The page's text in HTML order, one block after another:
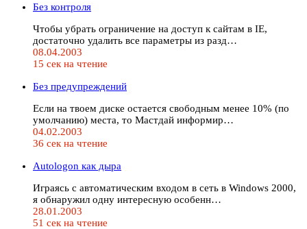
Без контроля
Чтобы убрать ограничение на доступ к сайтам в IE,
достаточно удалить все параметры из разд…
08.04.2003
15 сек на чтение
Без предупреждений
Если на твоем диске остается свободным менее 10% (по
умолчанию) места, то Мастдай информир…
04.02.2003
36 сек на чтение
Autologon как дыра
Играясь с автоматическим входом в сеть в Windows 2000,
я обнаружил одну интересную особенн…
28.01.2003
51 сек на чтение